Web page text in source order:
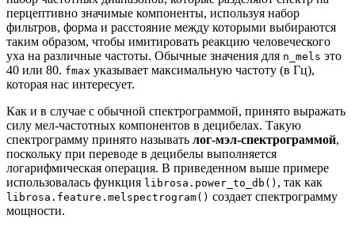
перцептивно значимые компоненты, используя набор
фильтров, форма и расстояние между которыми выбираются
таким образом, чтобы имитировать реакцию человеческого
уха на различные частоты. Обычные значения для n_mels это
40 или 80. fmax указывает максимальную частоту (в Гц),
которая нас интересует.
Как и в случае с обычной спектрограммой, принято выражать
силу мел-частотных компонентов в децибелах. Такую
спектрограмму принято называть лог-мэл-спектрограммой,
поскольку при переводе в децибелы выполняется
логарифмическая операция. В приведенном выше примере
использовалась функция librosa.power_to_db() , так как
librosa.feature.melspectrogram() создает спектрограмму
мощности.